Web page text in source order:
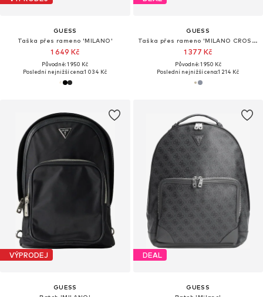
GUESS
Taška přes rameno 'MILANO'
1 649 Kč
Původně: 1 950 Kč
Poslední nejnižší cena:1 034 Kč
GUESS
Taška přes rameno 'MILANO CROSSBODY FLAT'
1 377 Kč
Původně: 1 950 Kč
Poslední nejnižší cena:1 214 Kč
VÝPRODEJ
GUESS
DEAL
GUESS